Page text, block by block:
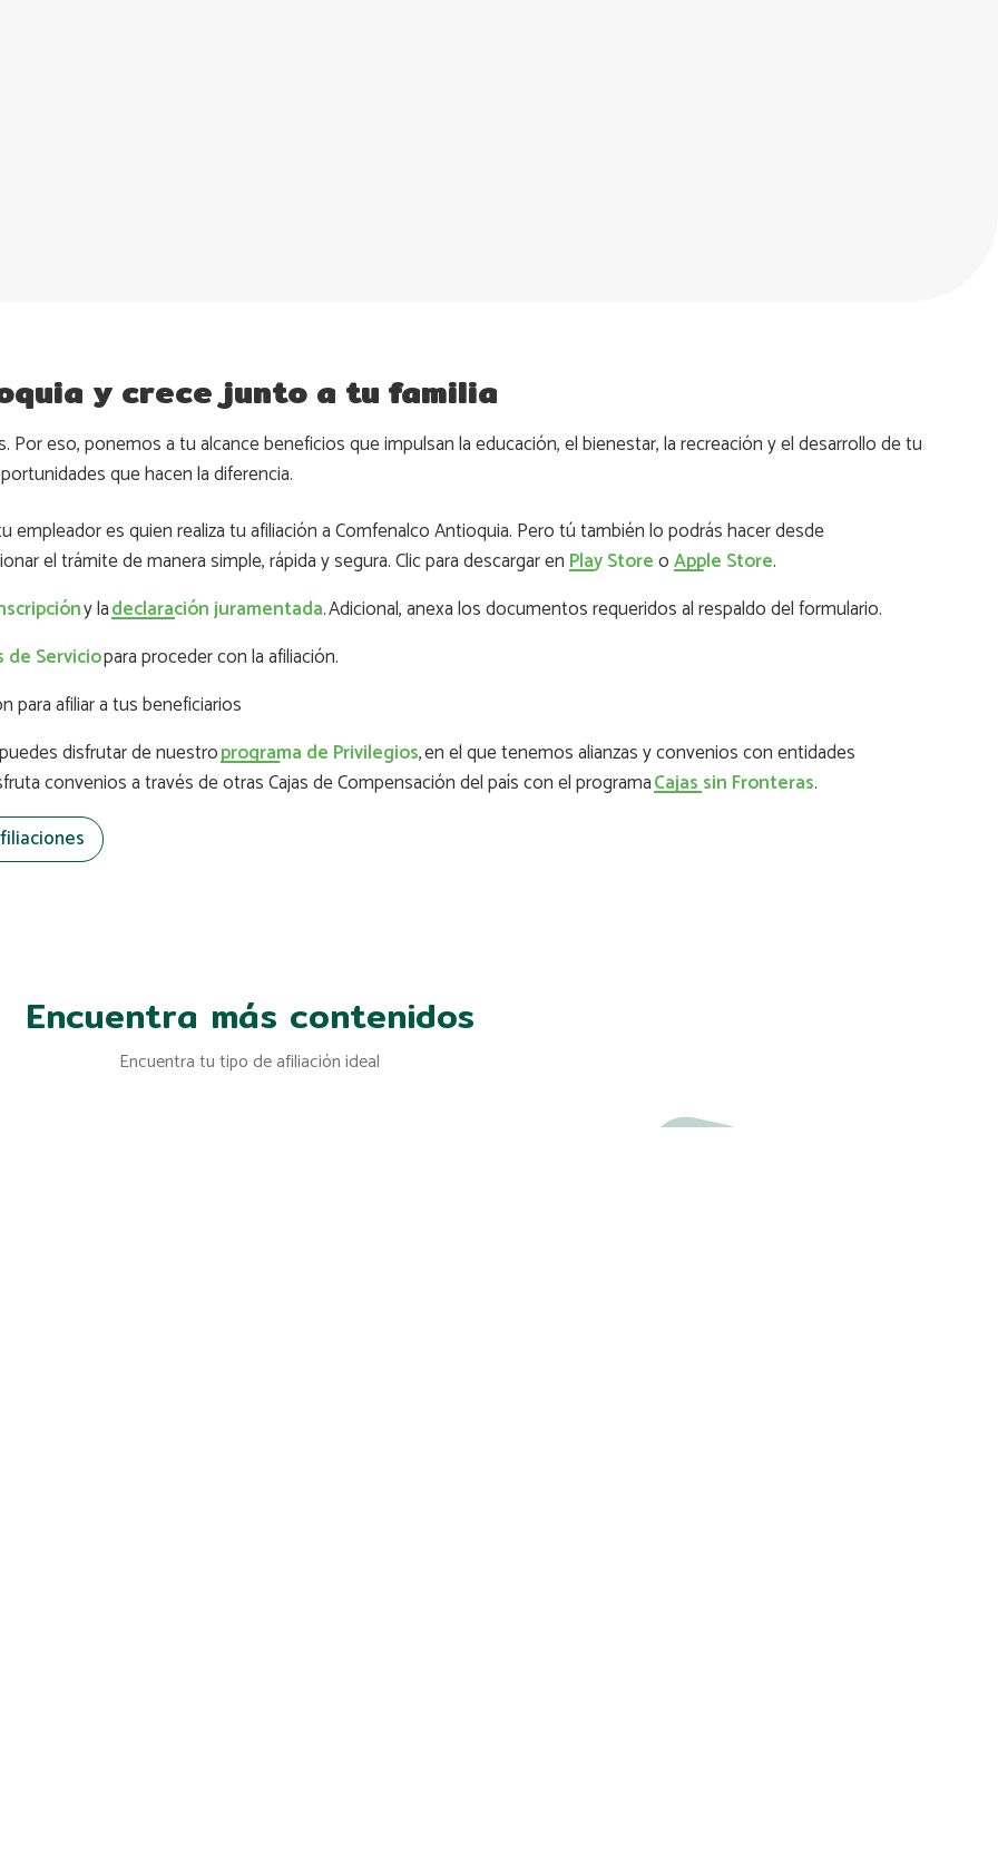
y crece junto a tu familia
eso, ponemos a tu alcance beneficios que impulsan la educación, el bienestar, la recreación y el desarrollo de tu
que hacen la diferencia.
empleador es quien realiza tu afiliación a Comfenalco Antioquia. Pero tú también lo podrás hacer desde
el trámite de manera simple, rápida y segura. Clic para descargar enPlay StoreoApple Store.
y ladeclaración juramentada. Adicional, anexa los documentos requeridos al respaldo del formulario.
de Serviciopara proceder con la afiliación.
afiliar a tus beneficiarios
disfrutar de nuestroprograma de Privilegios, en el que tenemos alianzas y convenios con entidades
convenios a través de otras Cajas de Compensación del país con el programaCajas sin Fronteras.
Encuentra más contenidos
Encuentra tu tipo de afiliación ideal